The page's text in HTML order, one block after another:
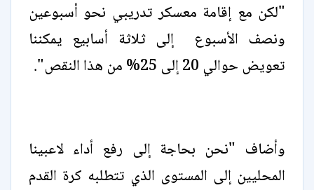
"لكن مع إقامة معسكر تدريبي نحو أسبوعين
ونصف الأسبوع إلى ثلاثة أسابيع يمكننا
تعويض حوالي 20 إلى 25% من هذا النقص".
وأضاف "نحن بحاجة إلى رفع أداء لاعبينا
المحليين إلى المستوى الذي تتطلبه كرة القدم